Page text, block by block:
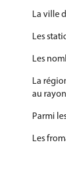
La ville
Les
Les
La
au
Parmi
Les